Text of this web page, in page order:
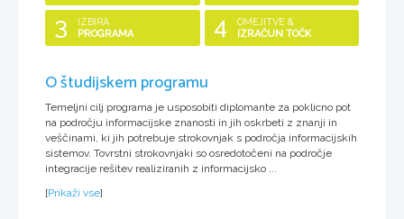
3
IZBIRA
PROGRAMA
4
OMEJITVE &
IZRAČUN TOČK
O študijskem programu
Temeljni cilj programa je usposobiti diplomante za poklicno pot
na področju informacijske znanosti in jih oskrbeti z znanji in
veščinami, ki jih potrebuje strokovnjak s področja informacijskih
sistemov. Tovrstni strokovnjaki so osredotočeni na področje
integracije rešitev realiziranih z informacijsko ...
[Prikaži vse]